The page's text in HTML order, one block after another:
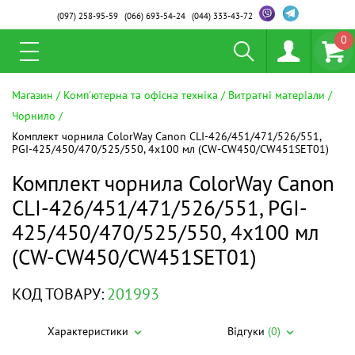
(097)258-95-59 (066)693-54-24 (044)333-43-72
0
Магазин Комп'ютерна та офісна техніка
Витратні матеріали
Чорнило
Комплект чорнила ColorWay Canon CLI-426/451/471/526/551,
PGI-425/450/470/525/550, 4x100 мл (CW-CW450/CW451SET01)
Комплект чорнила ColorWay Canon
CLI-426/451/471/526/551, PGI-
425/450/470/525/550, 4x100 мл
(CW-CW450/CW451SET01)
КОД ТОВАРУ:201993
Характеристики Відгуки (0)